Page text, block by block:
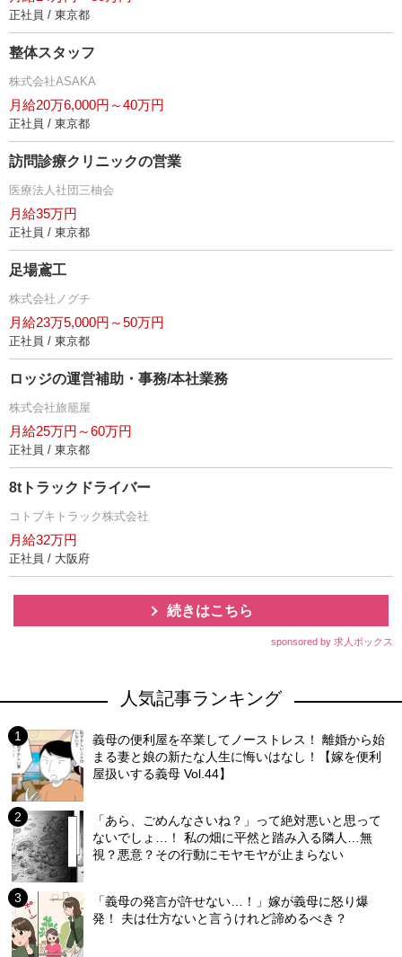
正社員 / 東京都
整体スタッフ
株式会社ASAKA
月給20万6,000円～40万円
正社員 / 東京都
訪問診療クリニックの営業
医療法人社団三柚会
月給35万円
正社員 / 東京都
足場鳶工
株式会社ノグチ
月給23万5,000円～50万円
正社員 / 東京都
ロッジの運営補助・事務/本社業務
株式会社旅籠屋
月給25万円～60万円
正社員 / 東京都
8tトラックドライバー
コトブキトラック株式会社
月給32万円
正社員 / 大阪府
続きはこちら
sponsored by 求人ボックス
人気記事ランキング
義母の便利屋を卒業してノーストレス！ 離婚から始
まる妻と娘の新たな人生に悔いはなし！【嫁を便利
屋扱いする義母 Vol.44】
「あら、ごめんなさいね？」って絶対悪いと思って
ないでしょ…！ 私の畑に平然と踏み入る隣人…無
視？悪意？その行動にモヤモヤが止まらない
「義母の発言が許せない…！」嫁が義母に怒り爆
発！ 夫は仕方ないと言うけれど諦めるべき？